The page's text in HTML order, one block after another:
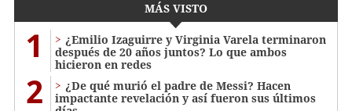
MÁS VISTO
1
¿Emilio Izaguirre y Virginia Varela terminaron
después de 20 años juntos? Lo que ambos
hicieron en redes
2
¿De qué murió el padre de Messi? Hacen
impactante revelación y así fueron sus últimos